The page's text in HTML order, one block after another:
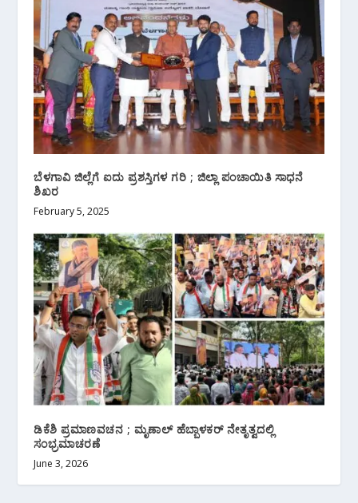
ಬೆಳಗಾವಿ ಜಿಲ್ಲೆಗೆ ಐದು ಪ್ರಶಸ್ತಿಗಳ‌ ಗರಿ ; ಜಿಲ್ಲಾ ಪಂಚಾಯಿತಿ ಸಾಧನೆ
ಶಿಖರ
February 5, 2025
ಡಿಕೆಶಿ ಪ್ರಮಾಣವಚನ ; ಮೃಣಾಲ್ ಹೆಬ್ಬಾಳಕರ್ ನೇತೃತ್ವದಲ್ಲಿ
ಸಂಭ್ರಮಾಚರಣೆ
June 3, 2026